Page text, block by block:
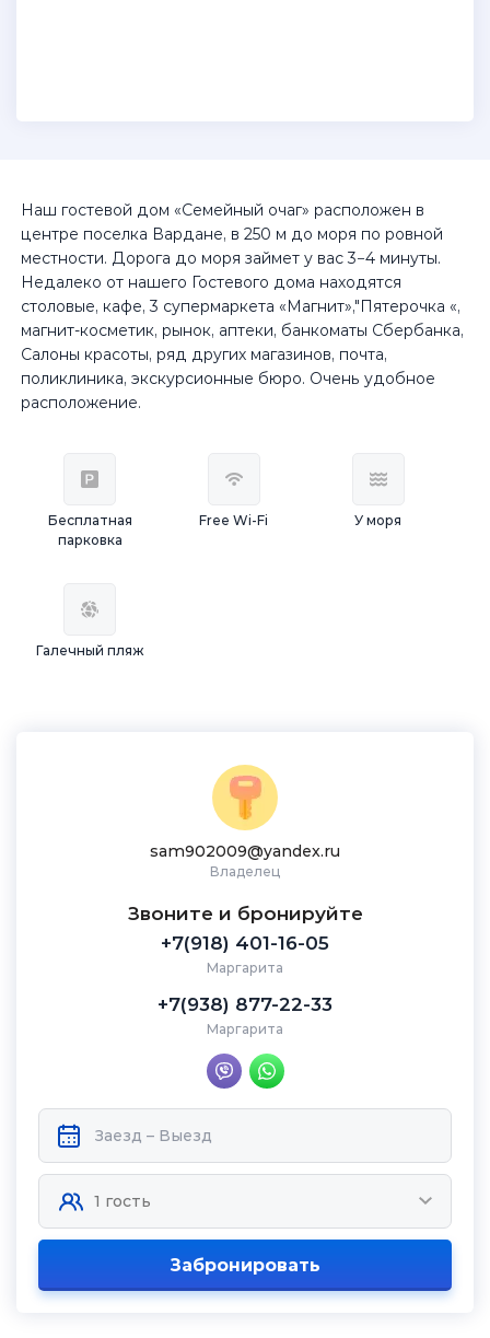
Наш гостевой дом «Семейный очаг» расположен в
центре поселка Вардане, в 250 м до моря по ровной
местности. Дорога до моря займет у вас 3−4 минуты.
Недалеко от нашего Гостевого дома находятся
столовые, кафе, 3 супермаркета «Магнит»,"Пятерочка «,
магнит-косметик, рынок, аптеки, банкоматы Сбербанка,
Салоны красоты, ряд других магазинов, почта,
поликлиника, экскурсионные бюро. Очень удобное
расположение.
Бесплатная
парковка
Free Wi-Fi У моря
Галечный пляж
sam902009@yandex.ru
Владелец
Звоните и бронируйте
+7(918) 401-16-05
Маргарита
+7(938) 877-22-33
Маргарита
Забронировать